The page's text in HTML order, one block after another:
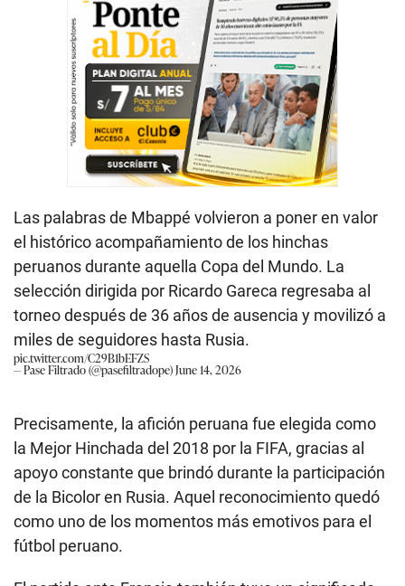
Las palabras de Mbappé volvieron a poner en valor
el histórico acompañamiento de los hinchas
peruanos durante aquella Copa del Mundo. La
selección dirigida por Ricardo Gareca regresaba al
torneo después de 36 años de ausencia y movilizó a
miles de seguidores hasta Rusia.
pic.twitter.com/C29B1bEFZS
— Pase Filtrado (@pasefiltradope)June 14, 2026
Precisamente, la afición peruana fue elegida como
la Mejor Hinchada del 2018 por la FIFA, gracias al
apoyo constante que brindó durante la participación
de la Bicolor en Rusia. Aquel reconocimiento quedó
como uno de los momentos más emotivos para el
fútbol peruano.